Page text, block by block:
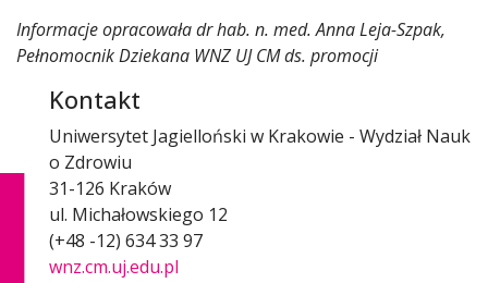
Informacje opracowała dr hab. n. med. Anna Leja-Szpak,
Pełnomocnik Dziekana WNZ UJ CM ds. promocji
Kontakt
Uniwersytet Jagielloński w Krakowie - Wydział Nauk
o Zdrowiu
31-126 Kraków
ul. Michałowskiego 12
(+48 -12) 634 33 97
wnz.cm.uj.edu.pl